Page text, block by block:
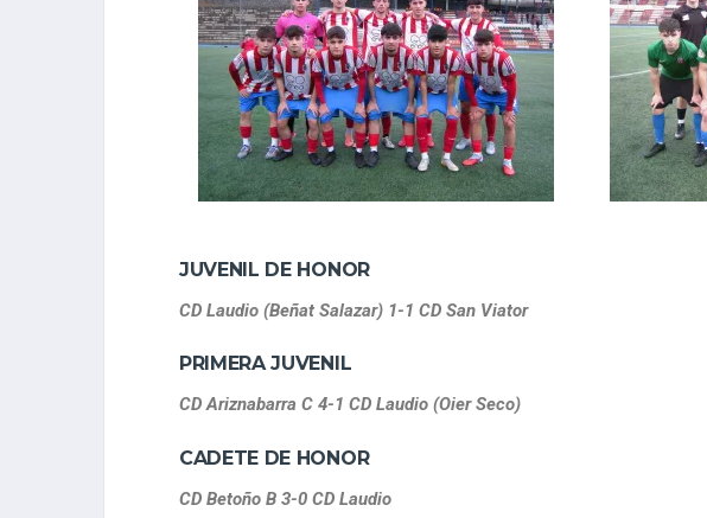
JUVENIL DE HONOR
CD Laudio (Beñat Salazar) 1-1 CD San Viator
PRIMERA JUVENIL
CD Ariznabarra C 4-1 CD Laudio (Oier Seco)
CADETE DE HONOR
CD Betoño B 3-0 CD Laudio